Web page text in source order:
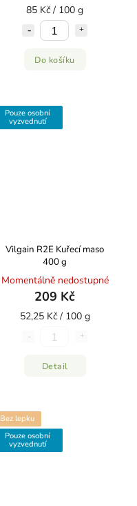
85 Kč / 100 g
Do košíku
Pouze osobní
vyzvednutí
Vilgain R2E Kuřecí maso
400 g
Momentálně nedostupné
209 Kč
52,25 Kč / 100 g
Detail
Bez lepku
Pouze osobní
vyzvednutí